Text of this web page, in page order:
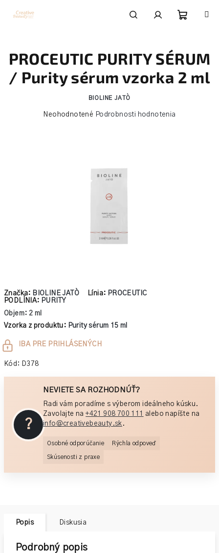
košík
Značka: BIOLINE JATÒ Línia: PROCEUTIC
PODLÍNIA: PURITY
Objem: 2 ml
Vzorka z produktu: Purity sérum 15 ml
Jednotková
cena:
IBA PRE PRIHLÁSENÝCH
Kód: D378
?
NEVIETE SA ROZHODNÚŤ?
Radi vám poradíme s výberom ideálneho kúsku.
Zavolajte na+421 908 700 111
alebo napíšte na
info@creativebeauty.sk .
Osobné odporúčanie Rýchla odpoveď
Skúsenosti z praxe
PROCEUTIC PURITY SÉRUM
/ Purity sérum vzorka 2 ml
BIOLINE JATÒ
Priemerné
Neohodnotené Podrobnosti hodnotenia
Popis Diskusia
Podrobný popis